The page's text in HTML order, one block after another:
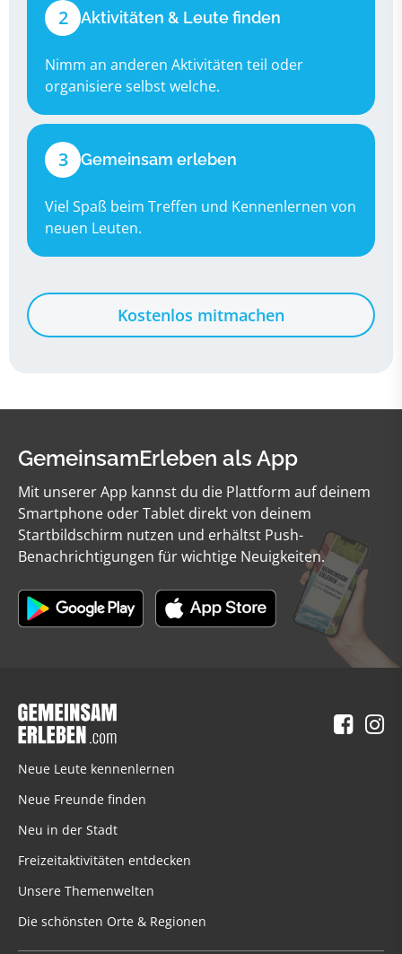
2 Aktivitäten & Leute finden
Nimm an anderen Aktivitäten teil oder
organisiere selbst welche.
3 Gemeinsam erleben
Viel Spaß beim Treffen und Kennenlernen von
neuen Leuten.
Kostenlos mitmachen
GemeinsamErleben als App
Mit unserer App kannst du die Plattform auf deinem
Smartphone oder Tablet direkt von deinem
Startbildschirm nutzen und erhältst Push-
Benachrichtigungen für wichtige Neuigkeiten.
Neue Leute kennenlernen
Neue Freunde finden
Neu in der Stadt
Freizeitaktivitäten entdecken
Unsere Themenwelten
Die schönsten Orte & Regionen